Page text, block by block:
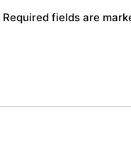
Required fields are